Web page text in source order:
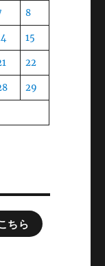
8
15
22
29
ちら